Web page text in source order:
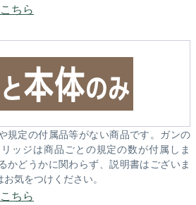
ちら
規定の付属品等がない商品です。ガンの
ッジは商品ごとの規定の数が付属しま
かどうかに関わらず、説明書はございま
気をつけください。
ちら